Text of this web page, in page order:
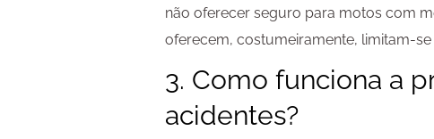
não oferecer seguro para motos com
oferecem, costumeiramente, limitam-
3. Como funciona a
acidentes?